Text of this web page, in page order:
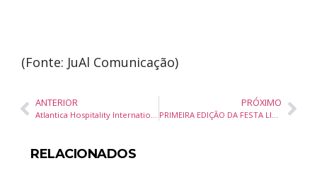
(Fonte: JuAl Comunicação)
ANTERIOR
Atlantica Hospitality International destaca expansão e novos projetos na ABAV Expo 2025
PRÓXIMO
PRIMEIRA EDIÇÃO DA FESTA LITERÁRIA DE JOINVILLE ACONTECE EM DEZEMBRO COM FOCO NA LITERATURA APLICADA ÀS ARTES
RELACIONADOS